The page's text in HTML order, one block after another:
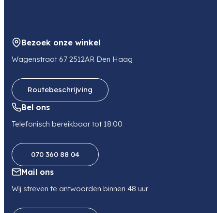
Bezoek onze winkel
Wagenstraat 67 2512AR Den Haag
Routebeschrijving
Bel ons
Telefonisch bereikbaar tot 18:00
070 360 88 04
Mail ons
Wij streven te antwoorden binnen 48 uur